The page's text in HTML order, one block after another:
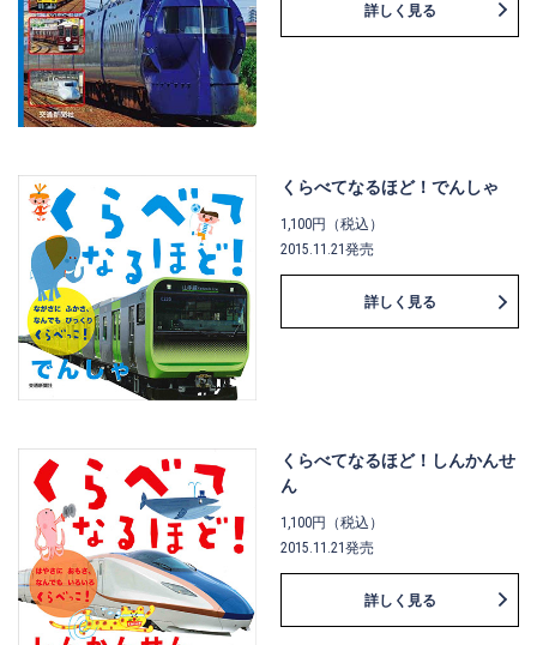
詳しく見る
くらべてなるほど！でんしゃ
1,100円（税込）
2015.11.21発売
詳しく見る
くらべてなるほど！しんかんせ
ん
1,100円（税込）
2015.11.21発売
詳しく見る